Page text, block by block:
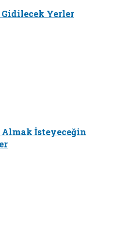
Yerler
Almak İsteyeceğin